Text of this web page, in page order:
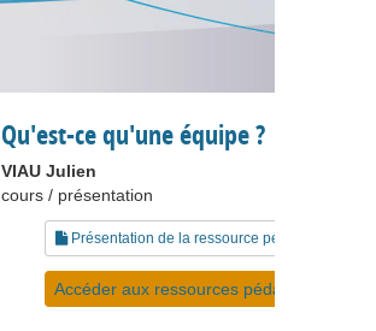
Qu'est-ce qu'une équipe ?
VIAU Julien
cours / présentation
Présentation de la ressource pédagogique
Accéder aux ressources pédagogiques